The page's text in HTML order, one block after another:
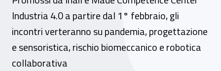
Industria 4.0 a partire dal 1° febbraio, gli
incontri verteranno su pandemia, progettazione
e sensoristica, rischio biomeccanico e robotica
collaborativa